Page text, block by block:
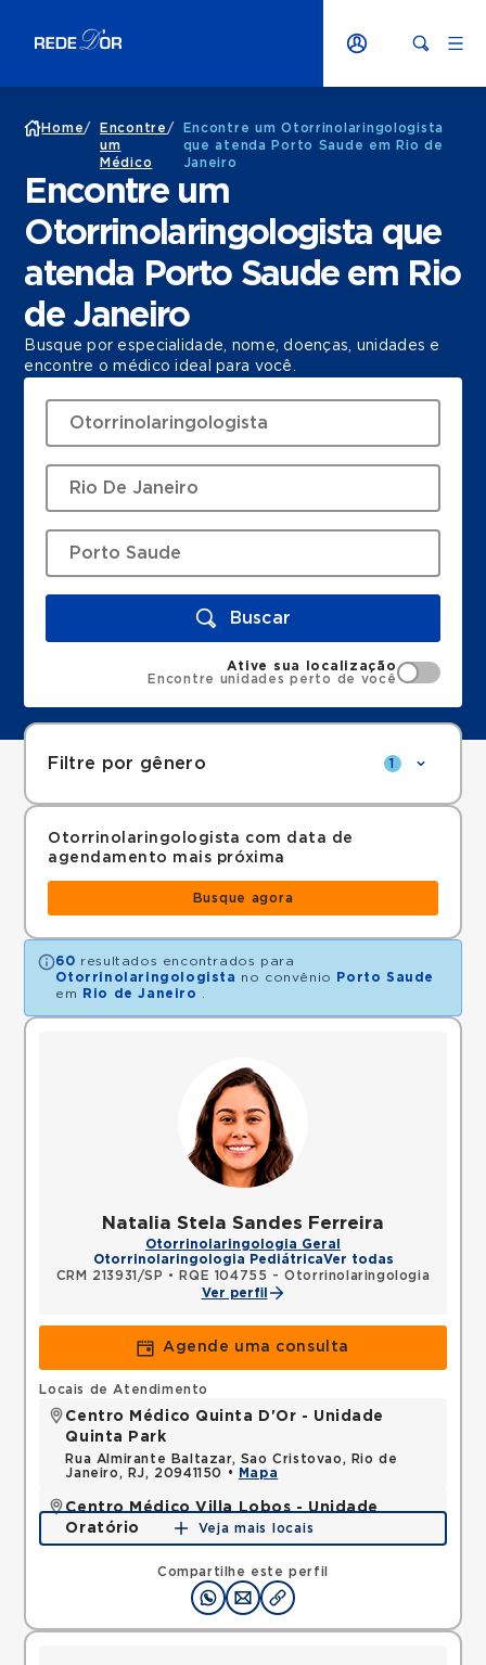
Home/
Encontre
um
Médico
/
Encontre um Otorrinolaringologista
que atenda Porto Saude em Rio de
Janeiro
Encontre um
Otorrinolaringologista que
atenda Porto Saude em Rio
de Janeiro
Busque por especialidade, nome, doenças, unidades e
encontre o médico ideal para você.
Buscar
Ative sua localização
Encontre unidades perto de você
Filtre por gênero 1
Otorrinolaringologista com data de
agendamento mais próxima
Busque agora
60 resultados encontrados para
Otorrinolaringologista no convênio
Porto Saude
em
Rio de Janeiro
Natalia Stela Sandes Ferreira
Otorrinolaringologia Geral
Otorrinolaringologia PediátricaVer todas
CRM 213931/SP •
RQE 104755 - Otorrinolaringologia
Ver perfil
Agende uma consulta
Compartilhe este perfil
Locais de Atendimento
Centro Médico Quinta D'Or - Unidade
Quinta Park
Rua Almirante Baltazar, Sao Cristovao, Rio de
Janeiro, RJ, 20941150 •
Mapa
Centro Médico Villa Lobos - Unidade
Oratório
Rua do Oratorio, Mooca, Sao Paulo, SP, 03117000 •
Veja mais locais